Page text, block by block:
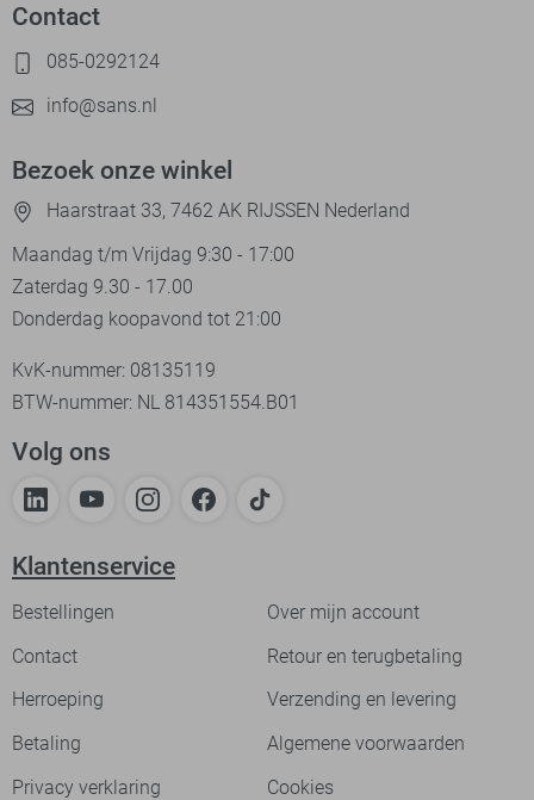
Contact
085-0292124
info@sans.nl
Bezoek onze winkel
Haarstraat 33, 7462 AK RIJSSEN Nederland
Maandag t/m Vrijdag 9:30 - 17:00
Zaterdag 9.30 - 17.00
Donderdag koopavond tot 21:00
KvK-nummer: 08135119
BTW-nummer: NL 814351554.B01
Volg ons
Klantenservice
Bestellingen
Over mijn account
Contact
Retour en terugbetaling
Herroeping
Verzending en levering
Betaling
Algemene voorwaarden
Privacy verklaring
Cookies